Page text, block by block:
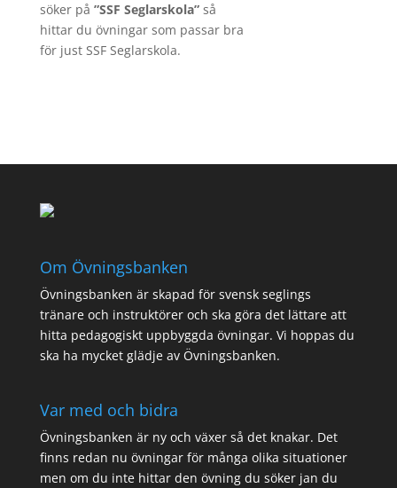
söker på ”SSF Seglarskola” så
hittar du övningar som passar bra
för just SSF Seglarskola.
Om Övningsbanken
Övningsbanken är skapad för svensk seglings
tränare och instruktörer och ska göra det lättare att
hitta pedagogiskt uppbyggda övningar. Vi hoppas du
ska ha mycket glädje av Övningsbanken.
Var med och bidra
Övningsbanken är ny och växer så det knakar. Det
finns redan nu övningar för många olika situationer
men om du inte hittar den övning du söker jan du